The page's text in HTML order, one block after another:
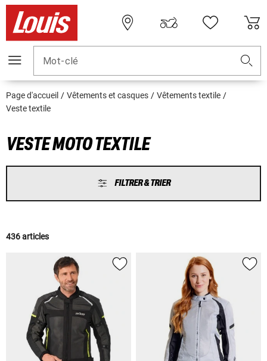
Mot-clé
Page d'accueil Vêtements et casques
Vêtements textile
Veste textile
VESTE MOTO TEXTILE
FILTRER & TRIER
436 articles